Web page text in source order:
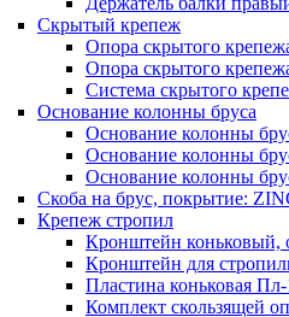
Скрытый крепеж
Опора скрытого
Опора скрытого
Система скрытого
Основание колонны бруса
Основание колонны
Основание колонны
Основание колонны
Скоба на брус, покрытие:
Крепеж стропил
Кронштейн коньковый,
Кронштейн для
Пластина коньковая
Комплект скользящей